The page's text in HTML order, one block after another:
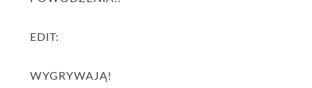
EDIT:
WYGRYWAJĄ!